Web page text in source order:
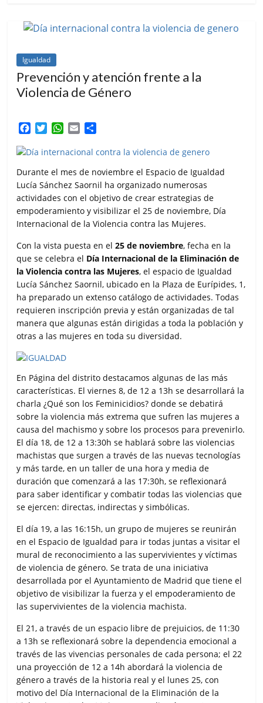
Igualdad
Prevención y atención frente a la
Violencia de Género
c
b
o
o
k
i
t
e
r
W
a
s
A
p
p
a
l
m
a
r
t
i
r
Durante el mes de noviembre el Espacio de Igualdad
Lucía Sánchez Saornil ha organizado numerosas
actividades con el objetivo de crear estrategias de
empoderamiento y visibilizar el 25 de noviembre, Día
Internacional de la Violencia contra las Mujeres.
Con la vista puesta en el25 de noviembre, fecha en la
que se celebra el Día Internacional de la Eliminación de
la Violencia contra las Mujeres, el espacio de Igualdad
Lucía Sánchez Saornil, ubicado en la Plaza de Eurípides, 1,
ha preparado un extenso catálogo de actividades. Todas
requieren inscripción previa y están organizadas de tal
manera que algunas están dirigidas a toda la población y
otras a las mujeres en toda su diversidad.
En Página del distrito destacamos algunas de las más
características. El viernes 8, de 12 a 13h se desarrollará la
charla ¿Qué son los Feminicidios? donde se debatirá
sobre la violencia más extrema que sufren las mujeres a
causa del machismo y sobre los procesos para prevenirlo.
El día 18, de 12 a 13:30h se hablará sobre las violencias
machistas que surgen a través de las nuevas tecnologías
y más tarde, en un taller de una hora y media de
duración que comenzará a las 17:30h, se reflexionará
para saber identificar y combatir todas las violencias que
se ejercen: directas, indirectas y simbólicas.
El día 19, a las 16:15h, un grupo de mujeres se reunirán
en el Espacio de Igualdad para ir todas juntas a visitar el
mural de reconocimiento a las supervivientes y víctimas
de violencia de género. Se trata de una iniciativa
desarrollada por el Ayuntamiento de Madrid que tiene el
objetivo de visibilizar la fuerza y el empoderamiento de
las supervivientes de la violencia machista.
El 21, a través de un espacio libre de prejuicios, de 11:30
a 13h se reflexionará sobre la dependencia emocional a
través de las vivencias personales de cada persona; el 22
una proyección de 12 a 14h abordará la violencia de
género a través de la historia real y el lunes 25, con
motivo del Día Internacional de la Eliminación de la